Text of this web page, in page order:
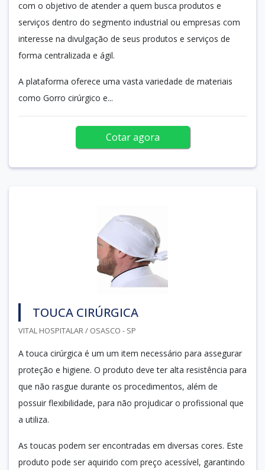
com o objetivo de atender a quem busca produtos e
serviços dentro do segmento industrial ou empresas com
interesse na divulgação de seus produtos e serviços de
forma centralizada e ágil.
A plataforma oferece uma vasta variedade de materiais
como Gorro cirúrgico e...
Cotar agora
TOUCA CIRÚRGICA
VITAL HOSPITALAR / OSASCO - SP
A touca cirúrgica é um um item necessário para assegurar
proteção e higiene. O produto deve ter alta resistência para
que não rasgue durante os procedimentos, além de
possuir flexibilidade, para não projudicar o profissional que
a utiliza.
As toucas podem ser encontradas em diversas cores. Este
produto pode ser aquirido com preço acessível, garantindo